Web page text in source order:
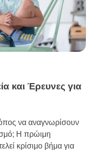
και Έρευνες για
να αναγνωρίσουν
Η πρώιμη
κρίσιμο βήμα για